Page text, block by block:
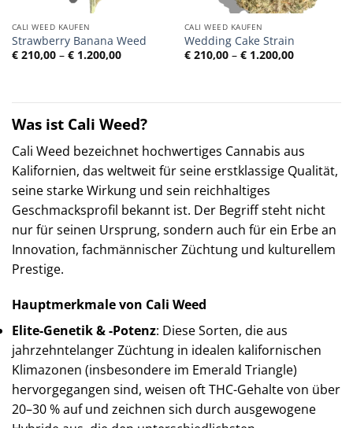
CALI WEED KAUFEN
Strawberry Banana Weed
€210,00 – €1.200,00Preisspanne:
CALI WEED KAUFEN
Wedding Cake Strain
€210,00 – €1.200,00
Was ist Cali Weed?
Cali Weed bezeichnet hochwertiges Cannabis aus
Kalifornien, das weltweit für seine erstklassige Qualität,
seine starke Wirkung und sein reichhaltiges
Geschmacksprofil bekannt ist. Der Begriff steht nicht
nur für seinen Ursprung, sondern auch für ein Erbe an
Innovation, fachmännischer Züchtung und kulturellem
Prestige.
Hauptmerkmale von Cali Weed
Elite-Genetik & -Potenz: Diese Sorten, die aus
jahrzehntelanger Züchtung in idealen kalifornischen
Klimazonen (insbesondere im Emerald Triangle)
hervorgegangen sind, weisen oft THC-Gehalte von über
20–30 % auf und zeichnen sich durch ausgewogene